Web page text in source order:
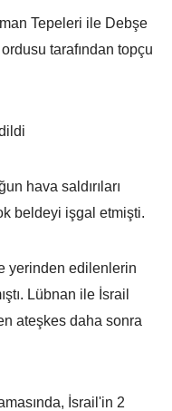
Tepeleri ile Debşe
tarafından topçu
hava saldırıları
beldeyi işgal etmişti.
yerinden edilenlerin
Lübnan ile İsrail
ateşkes daha sonra
İsrail'in 2